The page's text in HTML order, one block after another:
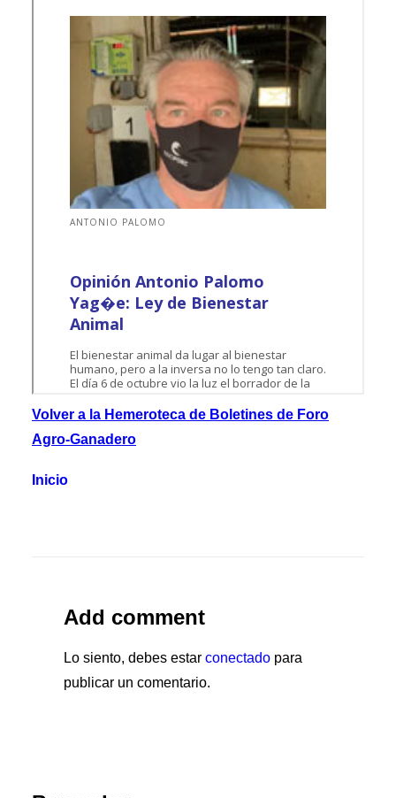
Volver a la Hemeroteca de Boletines de Foro
Agro-Ganadero
Inicio
Add comment
Lo siento, debes estar conectado para
publicar un comentario.